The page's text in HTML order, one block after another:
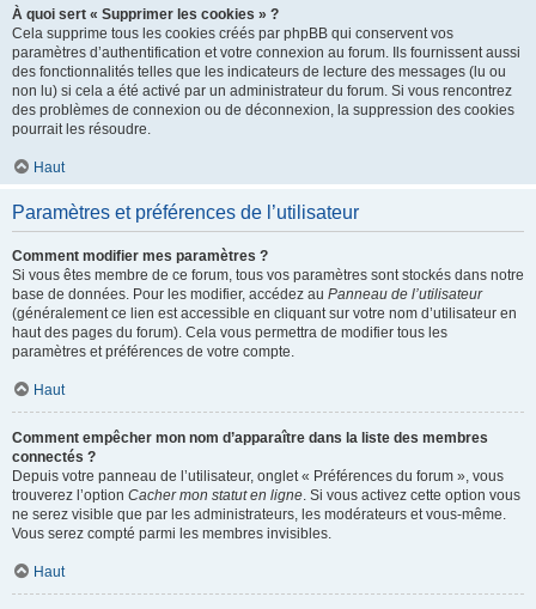
À quoi sert « Supprimer les cookies » ?
Cela supprime tous les cookies créés par phpBB qui conservent vos
paramètres d’authentification et votre connexion au forum. Ils fournissent aussi
des fonctionnalités telles que les indicateurs de lecture des messages (lu ou
non lu) si cela a été activé par un administrateur du forum. Si vous rencontrez
des problèmes de connexion ou de déconnexion, la suppression des cookies
pourrait les résoudre.
Haut
Paramètres et préférences de l’utilisateur
Comment modifier mes paramètres ?
Si vous êtes membre de ce forum, tous vos paramètres sont stockés dans notre
base de données. Pour les modifier, accédez au Panneau de l’utilisateur
(généralement ce lien est accessible en cliquant sur votre nom d’utilisateur en
haut des pages du forum). Cela vous permettra de modifier tous les
paramètres et préférences de votre compte.
Haut
Comment empêcher mon nom d’apparaître dans la liste des membres
connectés ?
Depuis votre panneau de l’utilisateur, onglet « Préférences du forum », vous
trouverez l’option Cacher mon statut en ligne. Si vous activez cette option vous
ne serez visible que par les administrateurs, les modérateurs et vous-même.
Vous serez compté parmi les membres invisibles.
Haut